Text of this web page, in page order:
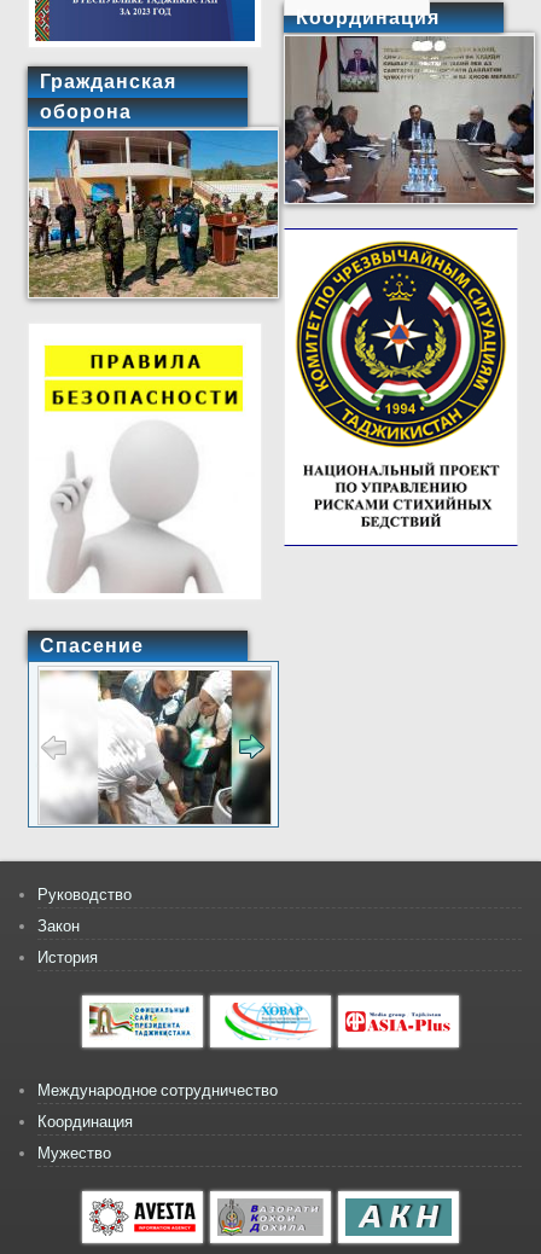
Гражданская
оборона
Спасение
Координация
Руководство
Закон
История
Международное сотрудничество
Координация
Мужество